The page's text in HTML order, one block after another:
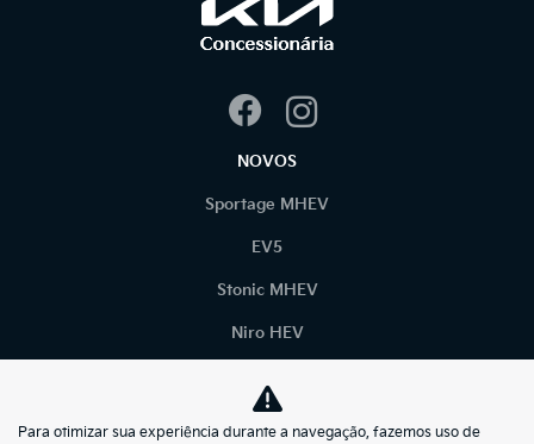
NOVOS
Sportage MHEV
EV5
Stonic MHEV
Niro HEV
Para otimizar sua experiência durante a navegação, fazemos uso de